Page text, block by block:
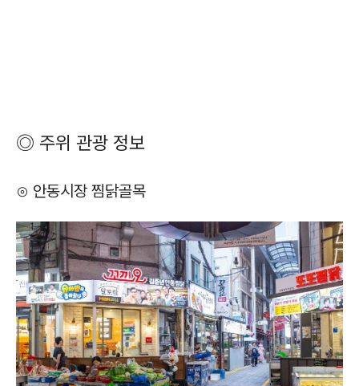
◎ 주위 관광 정보
⊙ 안동시장 찜닭골목